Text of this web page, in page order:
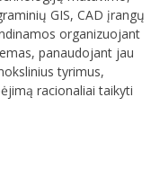
GIS, CAD įrangų
organizuojant
panaudojant jau
tyrimus,
racionaliai taikyti